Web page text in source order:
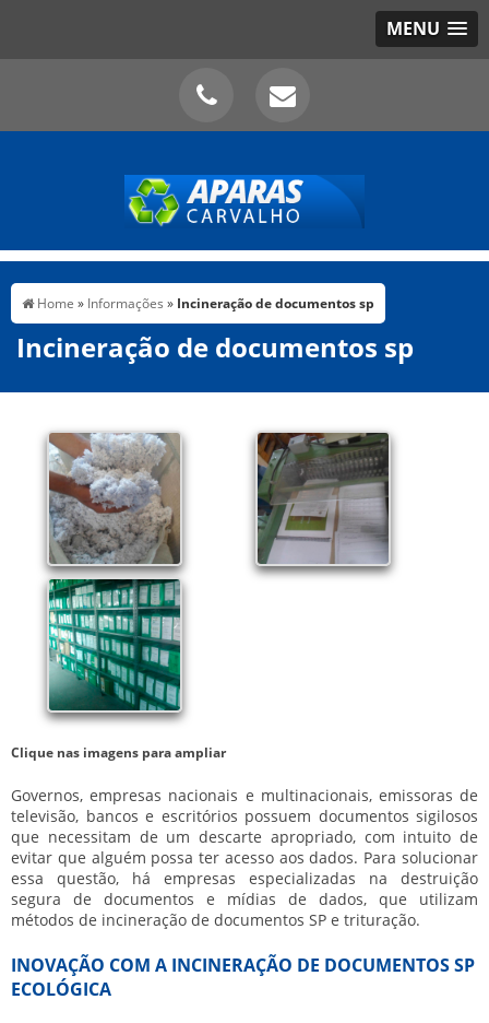
MENU
Home » Informações » Incineração de documentos sp
Incineração de documentos sp
Clique nas imagens para ampliar
Governos, empresas nacionais e multinacionais, emissoras de
televisão, bancos e escritórios possuem documentos sigilosos
que necessitam de um descarte apropriado, com intuito de
evitar que alguém possa ter acesso aos dados. Para solucionar
essa questão, há empresas especializadas na destruição
segura de documentos e mídias de dados, que utilizam
métodos de incineração de documentos SP e trituração.
INOVAÇÃO COM A INCINERAÇÃO DE DOCUMENTOS SP
ECOLÓGICA